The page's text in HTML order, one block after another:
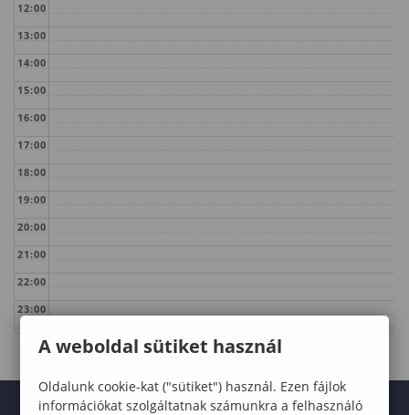
12:00
13:00
14:00
15:00
16:00
17:00
18:00
19:00
20:00
21:00
22:00
23:00
A weboldal sütiket használ
Oldalunk cookie-kat ("sütiket") használ. Ezen fájlok
információkat szolgáltatnak számunkra a felhasználó